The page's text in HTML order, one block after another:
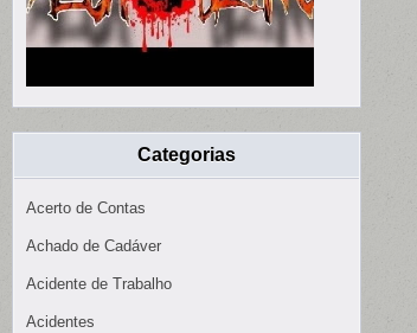
Categorias
Acerto de Contas
Achado de Cadáver
Acidente de Trabalho
Acidentes